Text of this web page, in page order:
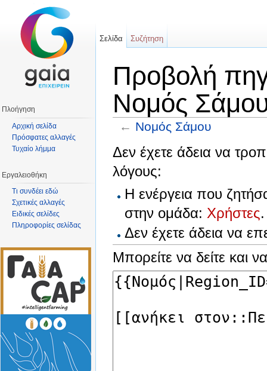
Προβολή
Νομός
← Νομός Σάμου
Δεν έχετε άδεια να
λόγους:
Η ενέργεια που
στην ομάδα: Χρήστες.
Δεν έχετε άδεια να
Μπορείτε να δείτε και
Σελίδα Συζήτηση
Πλοήγηση
Αρχική σελίδα
Πρόσφατες αλλαγές
Τυχαίο λήμμα
Εργαλειοθήκη
Τι συνδέει εδώ
Σχετικές αλλαγές
Ειδικές σελίδες
Πληροφορίες σελίδας